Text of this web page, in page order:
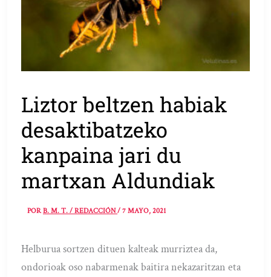
Liztor beltzen habiak
desaktibatzeko
kanpaina jari du
martxan Aldundiak
PORB. M. T. / REDACCIÓN/7 MAYO, 2021
Helburua sortzen dituen kalteak murriztea da,
ondorioak oso nabarmenak baitira nekazaritzan eta